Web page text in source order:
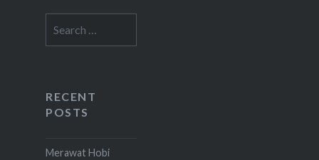
for:
RECENT
POSTS
Merawat Hobi